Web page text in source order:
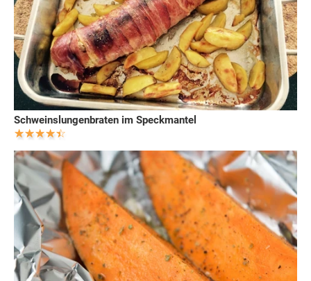
Schweinslungenbraten im Speckmantel